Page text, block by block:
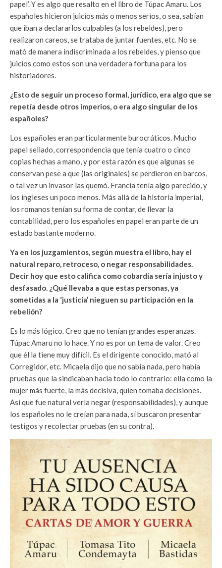
papel’. Y es algo que resalto en el libro de Túpac Amaru. Los
españoles hicieron juicios más o menos serios, o sea, sabían
que iban a declararlos culpables (a los rebeldes), pero
realizaron careos, se trataba de juntar fuentes, etc. No se
mató de manera indiscriminada a los rebeldes, y pienso que
juicios como estos son una verdadera fortuna para los
historiadores.
¿Esto de seguir un proceso formal, jurídico, era algo que se
repetía desde otros imperios, o era algo singular de los
españoles?
Los españoles eran particularmente burocráticos. Mucho
papel sellado, correspondencia que tenía cuatro o cinco
copias hechas a mano, y por esta razón es que algunas se
conservan pese a que (las originales) se perdieron en barcos,
o tal vez un invasor las quemó. Francia tenía algo parecido, y
los ingleses un poco menos. Más allá de la historia imperial,
los romanos tenían su forma de contar, de llevar la
contabilidad, pero los españoles en papel eran parte de un
estado bastante moderno.
Ya en los juzgamientos, según muestra el libro, hay el
natural reparo, retroceso, o negar responsabilidades.
Decir hoy que esto califica como cobardía sería injusto y
desfasado. ¿Qué llevaba a que estas personas, ya
sometidas a la ‘justicia’ nieguen su participación en la
rebelión?
Es lo más lógico. Creo que no tenían grandes esperanzas.
Túpac Amaru no lo hace. Y no es por un tema de valor. Creo
que él la tiene muy difícil. Es el dirigente conocido, mató al
Corregidor, etc. Micaela dijo que no sabía nada, pero había
pruebas que la sindicaban hacia todo lo contrario: ella como la
mujer más fuerte, la más decisiva, quien tomaba decisiones.
Así que fue natural verla negar (responsabilidades), y aunque
los españoles no le creían para nada, sí buscaron presentar
testigos y recolectar pruebas (en su contra).